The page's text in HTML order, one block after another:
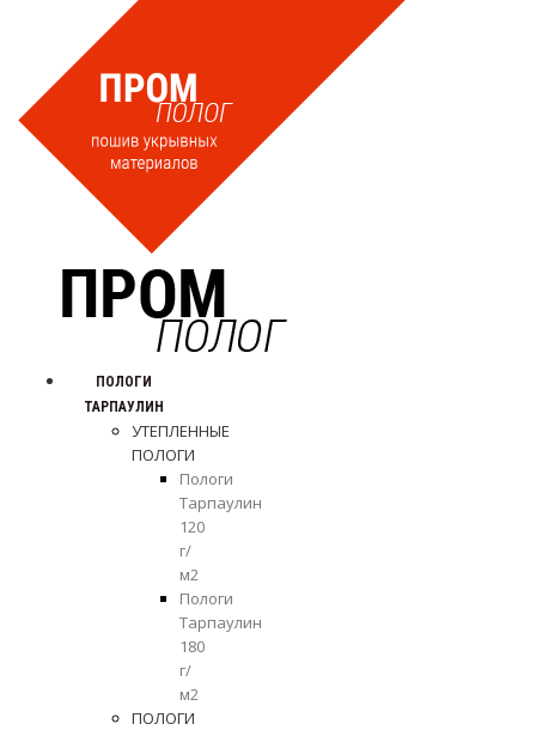
ПОЛОГИ
ТАРПАУЛИН
УТЕПЛЕННЫЕ
ПОЛОГИ
Пологи
Тарпаулин
120
г/
м2
Пологи
Тарпаулин
180
г/
м2
ПОЛОГИ